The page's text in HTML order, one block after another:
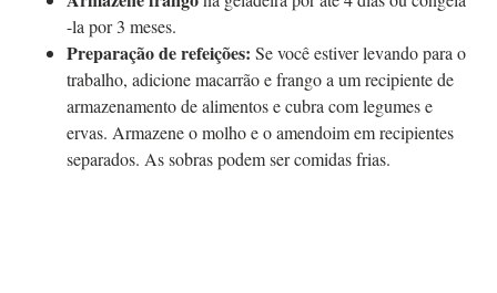
-la por 3 meses.
Preparação de refeições: Se você estiver levando para o
trabalho, adicione macarrão e frango a um recipiente de
armazenamento de alimentos e cubra com legumes e
ervas. Armazene o molho e o amendoim em recipientes
separados. As sobras podem ser comidas frias.